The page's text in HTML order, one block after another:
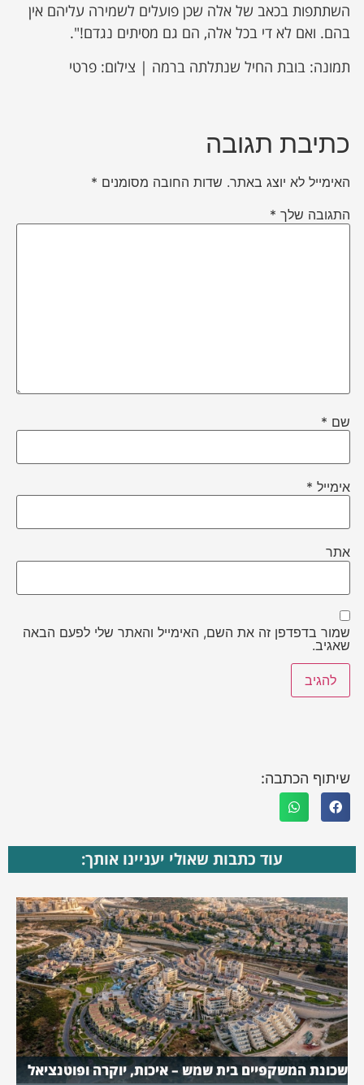
השתתפות בכאב של אלה שכן פועלים לשמירה עליהם אין
בהם. ואם לא די בכל אלה, הם גם מסיתים נגדם!".
תמונה: בובת החיל שנתלתה ברמה | צילום: פרטי
כתיבת תגובה
האימייל לא יוצג באתר. שדות החובה מסומנים *
התגובה שלך *
שם *
אימייל *
אתר
שמור בדפדפן זה את השם, האימייל והאתר שלי לפעם הבאה
שאגיב.
שיתוף הכתבה:
עוד כתבות שאולי יעניינו אותך:
שכונת המשקפיים בית שמש – איכות, יוקרה ופוטנציאל